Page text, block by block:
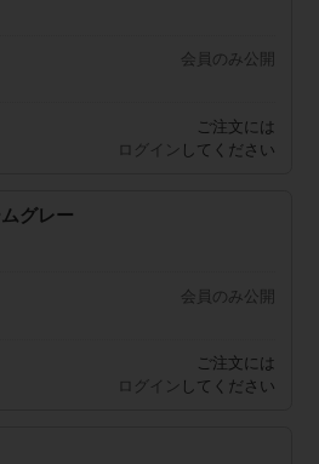
会員のみ公開
ご注文には
ログイン してください
グレー
会員のみ公開
ご注文には
ログイン してください